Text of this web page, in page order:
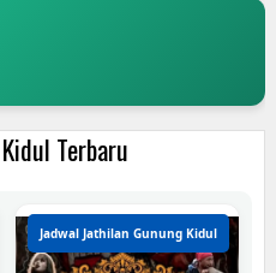
Terbaru
Jadwal Jathilan Gunung Kidul